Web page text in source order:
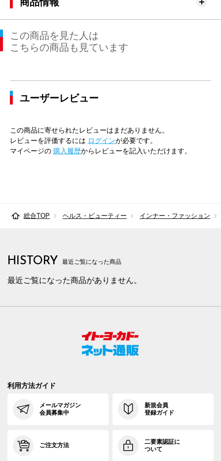
この商品を見た人は
こちらの商品も見ています
ユーザーレビュー
この商品に寄せられたレビューはまだありません。
レビューを評価するには ログインが必要です。
マイページの 購入履歴からレビューを記入いただけます。
総合TOP ヘルス・ビューティー インナー・ファッション
HISTORY 最近ご覧になった商品
最近ご覧になった商品がありません。
利用方法ガイド
メールマガジン
会員募集中
新規会員
登録ガイド
ご注文方法
二要素認証に
ついて